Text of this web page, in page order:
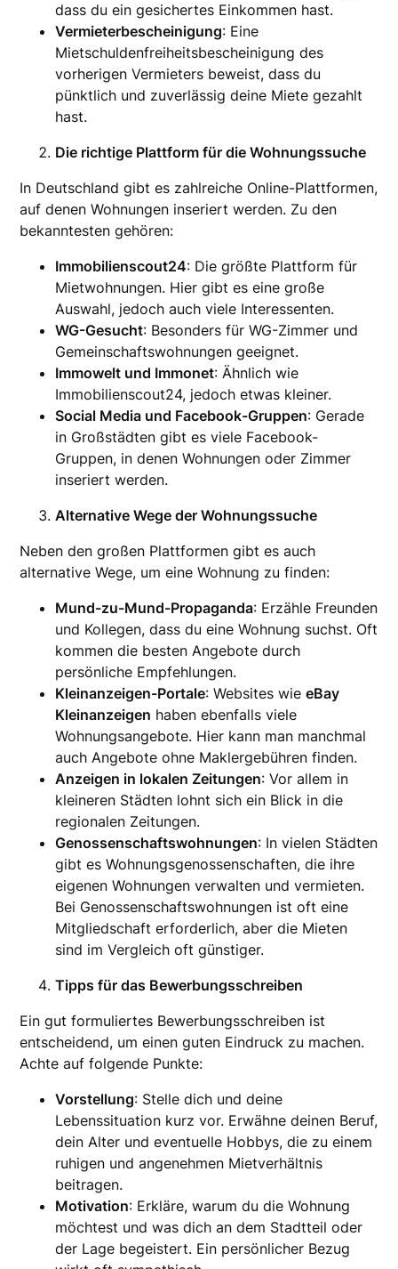
dass du ein gesichertes Einkommen hast.
Vermieterbescheinigung: Eine
Mietschuldenfreiheitsbescheinigung des
vorherigen Vermieters beweist, dass du
pünktlich und zuverlässig deine Miete gezahlt
hast.
Die richtige Plattform für die Wohnungssuche
In Deutschland gibt es zahlreiche Online-Plattformen,
auf denen Wohnungen inseriert werden. Zu den
bekanntesten gehören:
Immobilienscout24: Die größte Plattform für
Mietwohnungen. Hier gibt es eine große
Auswahl, jedoch auch viele Interessenten.
WG-Gesucht: Besonders für WG-Zimmer und
Gemeinschaftswohnungen geeignet.
Immowelt und Immonet: Ähnlich wie
Immobilienscout24, jedoch etwas kleiner.
Social Media und Facebook-Gruppen: Gerade
in Großstädten gibt es viele Facebook-
Gruppen, in denen Wohnungen oder Zimmer
inseriert werden.
Alternative Wege der Wohnungssuche
Neben den großen Plattformen gibt es auch
alternative Wege, um eine Wohnung zu finden:
Mund-zu-Mund-Propaganda: Erzähle Freunden
und Kollegen, dass du eine Wohnung suchst. Oft
kommen die besten Angebote durch
persönliche Empfehlungen.
Kleinanzeigen-Portale: Websites wieeBay
Kleinanzeigen haben ebenfalls viele
Wohnungsangebote. Hier kann man manchmal
auch Angebote ohne Maklergebühren finden.
Anzeigen in lokalen Zeitungen: Vor allem in
kleineren Städten lohnt sich ein Blick in die
regionalen Zeitungen.
Genossenschaftswohnungen: In vielen Städten
gibt es Wohnungsgenossenschaften, die ihre
eigenen Wohnungen verwalten und vermieten.
Bei Genossenschaftswohnungen ist oft eine
Mitgliedschaft erforderlich, aber die Mieten
sind im Vergleich oft günstiger.
Tipps für das Bewerbungsschreiben
Ein gut formuliertes Bewerbungsschreiben ist
entscheidend, um einen guten Eindruck zu machen.
Achte auf folgende Punkte:
Vorstellung: Stelle dich und deine
Lebenssituation kurz vor. Erwähne deinen Beruf,
dein Alter und eventuelle Hobbys, die zu einem
ruhigen und angenehmen Mietverhältnis
beitragen.
Motivation: Erkläre, warum du die Wohnung
möchtest und was dich an dem Stadtteil oder
der Lage begeistert. Ein persönlicher Bezug